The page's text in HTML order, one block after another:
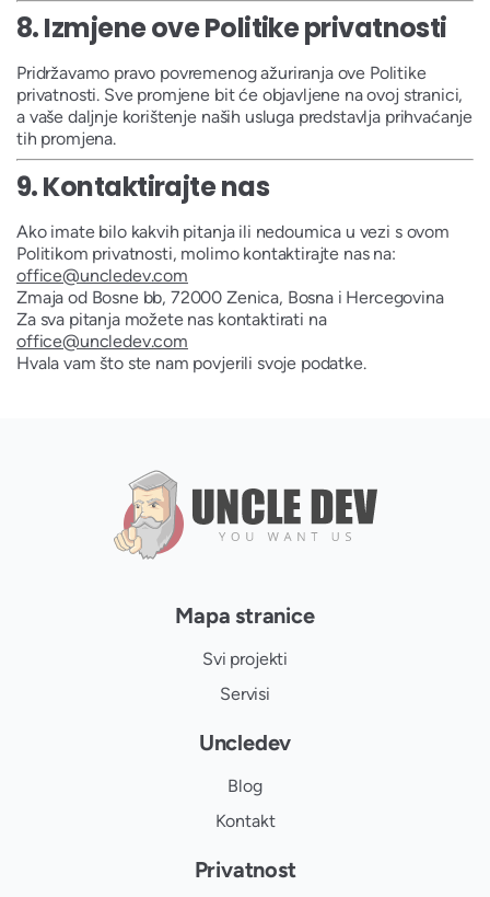
8.Izmjene ove Politike privatnosti
Pridržavamo pravo povremenog ažuriranja ove Politike
privatnosti. Sve promjene bit će objavljene na ovoj stranici,
a vaše daljnje korištenje naših usluga predstavlja prihvaćanje
tih promjena.
9.Kontaktirajte nas
Ako imate bilo kakvih pitanja ili nedoumica u vezi s ovom
Politikom privatnosti, molimo kontaktirajte nas na:
office@uncledev.com
Zmaja od Bosne bb, 72000 Zenica, Bosna i Hercegovina
Za sva pitanja možete nas kontaktirati na
office@uncledev.com
Hvala vam što ste nam povjerili svoje podatke.
Mapa stranice
Svi projekti
Servisi
Uncledev
Blog
Kontakt
Privatnost